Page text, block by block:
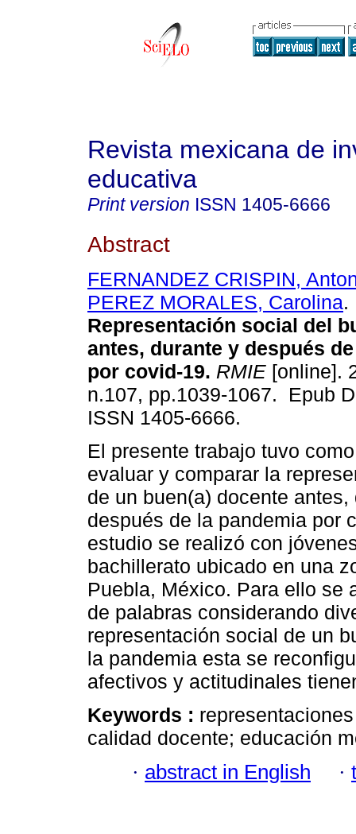
Revista mexicana de
educativa
Print version ISSN 1405-6666
Abstract
FERNANDEZ CRISPIN,
PEREZ MORALES, Carolina.
Representación social del
antes, durante y después
por covid-19. RMIE [online].
n.107, pp.1039-1067. Epub
ISSN 1405-6666.
El presente trabajo tuvo
evaluar y comparar la
de un buen(a) docente antes,
después de la pandemia por
estudio se realizó con
bachillerato ubicado en una
Puebla, México. Para ello se
de palabras considerando
representación social de un
la pandemia esta se
afectivos y actitudinales
Keywords :
calidad docente; educación
· abstract in English ·